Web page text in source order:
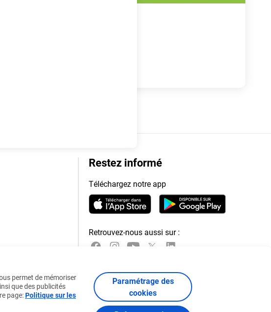
permet de mémoriser
que des publicités
page:Politique sur les
Paramétrage des
cookies
Restez informé
Téléchargez notre app
Retrouvez-nous aussi sur :